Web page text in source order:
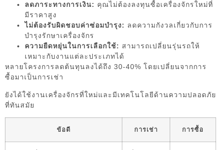
ลดภาระทางการเงิน: คุณไม่ต้องลงทุนซื้อเครื่องจักรใหม่ที่
มีราคาสูง
ไม่ต้องรับผิดชอบค่าซ่อมบำรุง: ลดความกังวลเกี่ยวกับการ
บำรุงรักษาเครื่องจักร
ความยืดหยุ่นในการเลือกใช้: สามารถเปลี่ยนรุ่นรถให้
เหมาะกับงานแต่ละประเภทได้
หลายโครงการลดต้นทุนลงได้ถึง 30-40% โดยเปลี่ยนจากการ
ซื้อมาเป็นการเช่า
ยังได้ใช้งานเครื่องจักรที่ใหม่และมีเทคโนโลยีด้านความปลอดภัย
ที่ทันสมัย
ข้อดี การเช่า การซื้อ